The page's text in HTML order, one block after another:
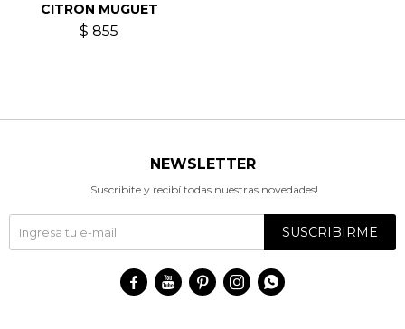
CITRON MUGUET
$ 855
NEWSLETTER
¡Suscribite y recibí todas nuestras novedades!
SUSCRIBIRME
    